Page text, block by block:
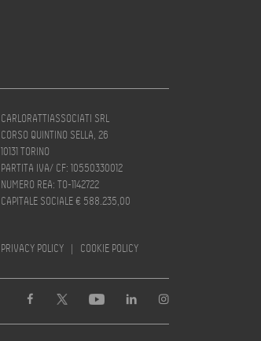
CARLORATTIASSOCIATI SRL
CORSO QUINTINO SELLA, 26
10131 TORINO
PARTITA IVA/ CF: 10550330012
NUMERO REA: TO-1142722
CAPITALE SOCIALE € 588.235,00
PRIVACY POLICY | COOKIE POLICY